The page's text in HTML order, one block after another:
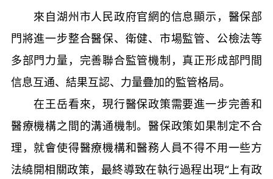
來自湖州市人民政府官網的信息顯示，醫保部
門將進一步整合醫保、衛健、市場監管、公檢法等
多部門力量，完善聯合監管機制，真正形成部門間
信息互通、結果互認、力量疊加的監管格局。
在王岳看來，現行醫保政策需要進一步完善和
醫療機構之間的溝通機制。醫保政策如果制定不合
理，就會使得醫療機構和醫務人員不得不用一些方
法繞開相關政策，最終導致在執行過程出現“上有政